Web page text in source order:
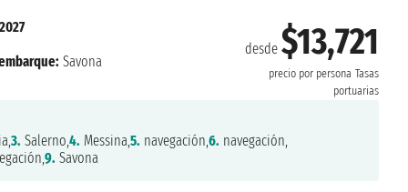
desde $13,721
precio por persona Tasas
portuarias
Savona
3. Salerno,4. Messina,5. navegación,6. navegación,
9. Savona